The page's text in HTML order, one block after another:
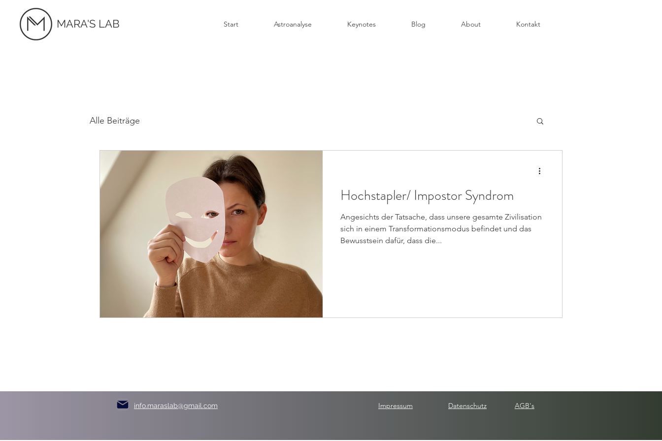
MARA'S LAB Start Astroanalyse Keynotes Blog About Kontakt
Alle Beiträge
Hochstapler/ Impostor Syndrom
Angesichts der Tatsache, dass unsere gesamte Zivilisation
sich in einem Transformationsmodus befindet und das
Bewusstsein dafür, dass die...
info.maraslab@gmail.com Impressum Datenschutz AGB's